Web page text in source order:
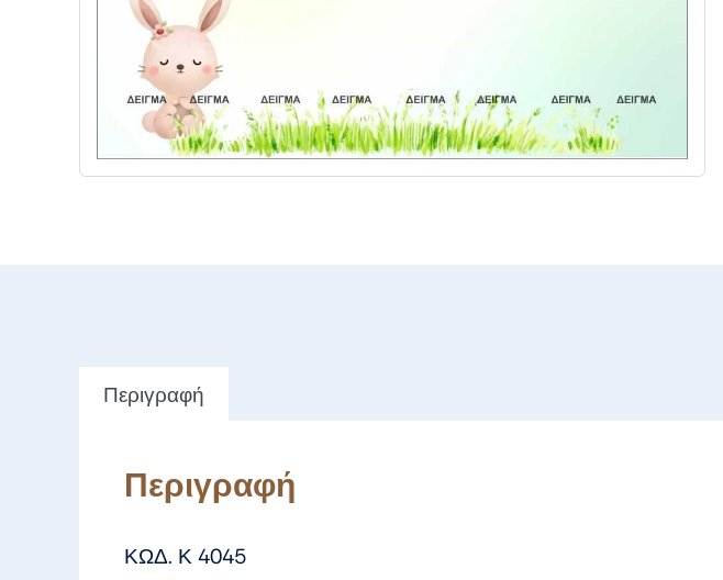
Περιγραφή
Περιγραφή
ΚΩΔ. Κ 4045